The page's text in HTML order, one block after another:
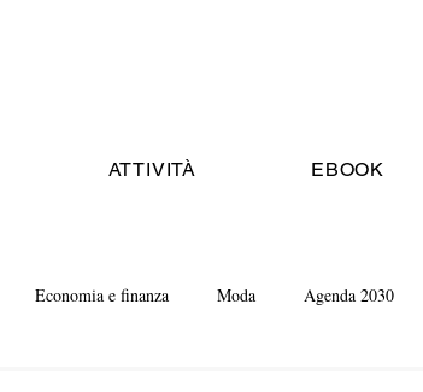
ATTIVITÀ EBOOK
Economia e finanza Moda Agenda 2030